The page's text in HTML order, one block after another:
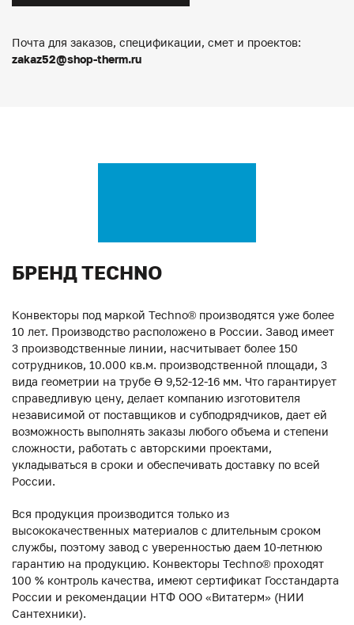
Почта для заказов, спецификации, смет и проектов:
zakaz52@shop-therm.ru
БРЕНД TECHNO
Конвекторы под маркой Techno® производятся уже более
10 лет. Производство расположено в России. Завод имеет
3 производственные линии, насчитывает более 150
сотрудников, 10.000 кв.м. производственной площади, 3
вида геометрии на трубе ϴ 9,52-12-16 мм. Что гарантирует
справедливую цену, делает компанию изготовителя
независимой от поставщиков и субподрядчиков, дает ей
возможность выполнять заказы любого объема и степени
сложности, работать с авторскими проектами,
укладываться в сроки и обеспечивать доставку по всей
России.
Вся продукция производится только из
высококачественных материалов с длительным сроком
службы, поэтому завод с уверенностью даем 10-летнюю
гарантию на продукцию. Конвекторы Techno® проходят
100 % контроль качества, имеют сертификат Госстандарта
России и рекомендации НТФ ООО «Витатерм» (НИИ
Сантехники).